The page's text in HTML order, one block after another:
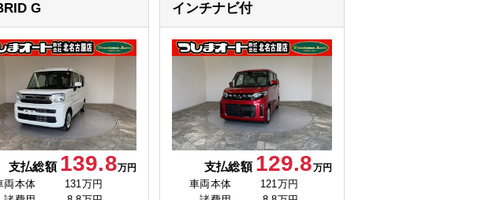
G
支払総額 139.8万円
両本体
131万円
インチナビ付
支払総額 129.8万円
車両本体
121万円